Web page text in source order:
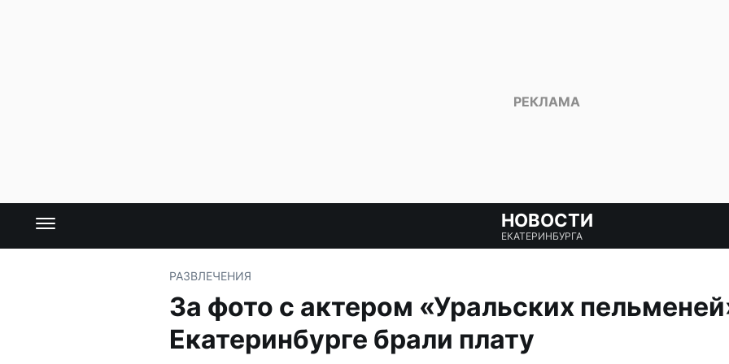
НОВОСТИ
ЕКАТЕРИНБУРГА
РАЗВЛЕЧЕНИЯ
За фото с актером «Уральских
Екатеринбурге брали плату